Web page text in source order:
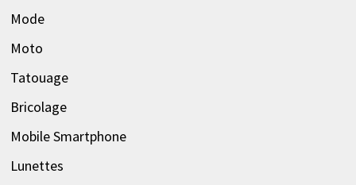
Mode
Moto
Tatouage
Bricolage
Mobile Smartphone
Lunettes